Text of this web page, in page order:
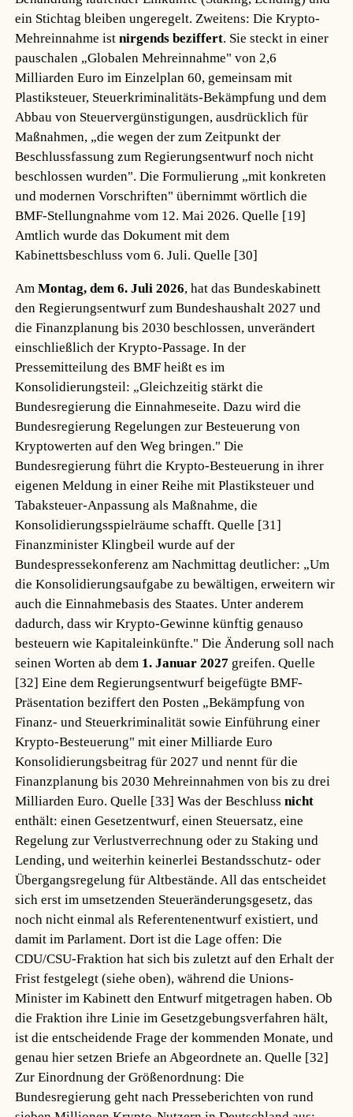
ein Stichtag bleiben ungeregelt. Zweitens: Die Krypto-
Mehreinnahme istnirgends beziffert. Sie steckt in einer
pauschalen „Globalen Mehreinnahme" von 2,6
Milliarden Euro im Einzelplan 60, gemeinsam mit
Plastiksteuer, Steuerkriminalitäts-Bekämpfung und dem
Abbau von Steuervergünstigungen, ausdrücklich für
Maßnahmen, „die wegen der zum Zeitpunkt der
Beschlussfassung zum Regierungsentwurf noch nicht
beschlossen wurden". Die Formulierung „mit konkreten
und modernen Vorschriften" übernimmt wörtlich die
BMF-Stellungnahme vom 12. Mai 2026.Quelle [19]
Amtlich wurde das Dokument mit dem
Kabinettsbeschluss vom 6. Juli.Quelle [30]
AmMontag, dem 6. Juli 2026, hat das Bundeskabinett
den Regierungsentwurf zum Bundeshaushalt 2027 und
die Finanzplanung bis 2030 beschlossen, unverändert
einschließlich der Krypto-Passage. In der
Pressemitteilung des BMF heißt es im
Konsolidierungsteil: „Gleichzeitig stärkt die
Bundesregierung die Einnahmeseite. Dazu wird die
Bundesregierung Regelungen zur Besteuerung von
Kryptowerten auf den Weg bringen." Die
Bundesregierung führt die Krypto-Besteuerung in ihrer
eigenen Meldung in einer Reihe mit Plastiksteuer und
Tabaksteuer-Anpassung als Maßnahme, die
Konsolidierungsspielräume schafft.Quelle [31]
Finanzminister Klingbeil wurde auf der
Bundespressekonferenz am Nachmittag deutlicher: „Um
die Konsolidierungsaufgabe zu bewältigen, erweitern wir
auch die Einnahmebasis des Staates. Unter anderem
dadurch, dass wir Krypto-Gewinne künftig genauso
besteuern wie Kapitaleinkünfte." Die Änderung soll nach
seinen Worten ab dem 1. Januar 2027 greifen.Quelle
[32] Eine dem Regierungsentwurf beigefügte BMF-
Präsentation beziffert den Posten „Bekämpfung von
Finanz- und Steuerkriminalität sowie Einführung einer
Krypto-Besteuerung" mit einer Milliarde Euro
Konsolidierungsbeitrag für 2027 und nennt für die
Finanzplanung bis 2030 Mehreinnahmen von bis zu drei
Milliarden Euro.Quelle [33] Was der Beschlussnicht
enthält: einen Gesetzentwurf, einen Steuersatz, eine
Regelung zur Verlustverrechnung oder zu Staking und
Lending, und weiterhin keinerlei Bestandsschutz- oder
Übergangsregelung für Altbestände. All das entscheidet
sich erst im umsetzenden Steueränderungsgesetz, das
noch nicht einmal als Referentenentwurf existiert, und
damit im Parlament. Dort ist die Lage offen: Die
CDU/CSU-Fraktion hat sich bis zuletzt auf den Erhalt der
Frist festgelegt (siehe oben), während die Unions-
Minister im Kabinett den Entwurf mitgetragen haben. Ob
die Fraktion ihre Linie im Gesetzgebungsverfahren hält,
ist die entscheidende Frage der kommenden Monate, und
genau hier setzen Briefe an Abgeordnete an.Quelle [32]
Zur Einordnung der Größenordnung: Die
Bundesregierung geht nach Presseberichten von rund